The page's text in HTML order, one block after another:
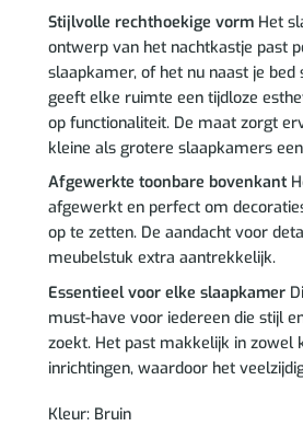
Stijlvolle rechthoekige vormHet
ontwerp van het nachtkastje past
slaapkamer, of het nu naast je bed
geeft elke ruimte een tijdloze
op functionaliteit. De maat zorgt
kleine als grotere slaapkamers
Afgewerkte toonbare bovenkant
afgewerkt en perfect om
op te zetten. De aandacht voor
meubelstuk extra aantrekkelijk.
Essentieel voor elke slaapkamer
must-have voor iedereen die stijl
zoekt. Het past makkelijk in zowel
inrichtingen, waardoor het
Kleur: Bruin